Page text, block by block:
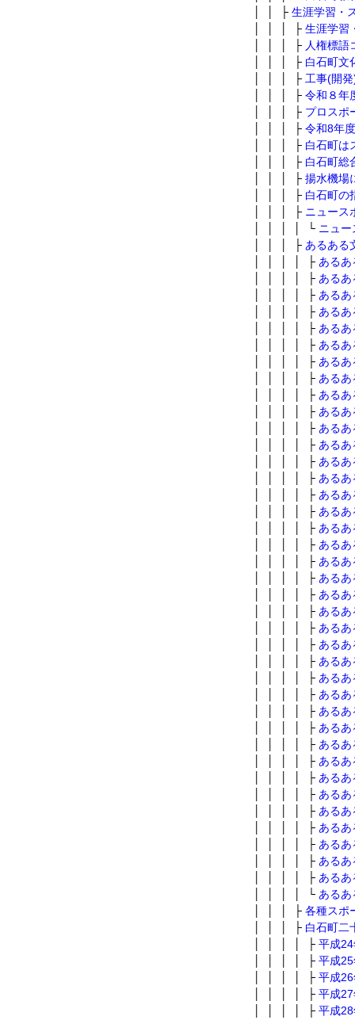
│ │ ├ 生涯学習・
│ │ │ ├ 生涯学習
│ │ │ ├ 人権標語
│ │ │ ├ 白石町文
│ │ │ ├ 工事(開
│ │ │ ├ 令和８年
│ │ │ ├ プロスポ
│ │ │ ├ 令和8年
│ │ │ ├ 白石町は
│ │ │ ├ 白石町総
│ │ │ ├ 揚水機場
│ │ │ ├ 白石町の
│ │ │ ├ ニュース
│ │ │ │ └ ニュー
│ │ │ ├ あるある
│ │ │ │ ├ ある
│ │ │ │ ├ ある
│ │ │ │ ├ ある
│ │ │ │ ├ ある
│ │ │ │ ├ ある
│ │ │ │ ├ ある
│ │ │ │ ├ ある
│ │ │ │ ├ ある
│ │ │ │ ├ ある
│ │ │ │ ├ ある
│ │ │ │ ├ ある
│ │ │ │ ├ ある
│ │ │ │ ├ ある
│ │ │ │ ├ ある
│ │ │ │ ├ ある
│ │ │ │ ├ ある
│ │ │ │ ├ ある
│ │ │ │ ├ ある
│ │ │ │ ├ ある
│ │ │ │ ├ ある
│ │ │ │ ├ ある
│ │ │ │ ├ ある
│ │ │ │ ├ ある
│ │ │ │ ├ ある
│ │ │ │ ├ ある
│ │ │ │ ├ ある
│ │ │ │ ├ ある
│ │ │ │ ├ ある
│ │ │ │ ├ ある
│ │ │ │ ├ ある
│ │ │ │ ├ ある
│ │ │ │ ├ ある
│ │ │ │ ├ ある
│ │ │ │ ├ ある
│ │ │ │ ├ ある
│ │ │ │ ├ ある
│ │ │ │ ├ ある
│ │ │ │ ├ ある
│ │ │ │ └ ある
│ │ │ ├ 各種スポ
│ │ │ ├ 白石町二
│ │ │ │ ├ 平成
│ │ │ │ ├ 平成
│ │ │ │ ├ 平成
│ │ │ │ ├ 平成
│ │ │ │ ├ 平成